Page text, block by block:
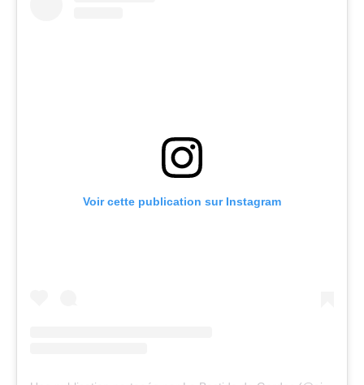
Voir cette publication sur Instagram